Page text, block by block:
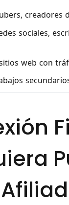
creadores
sociales,
web con